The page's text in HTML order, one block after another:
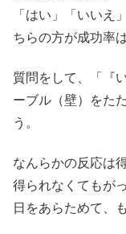
「はい」「いいえ
ちらの方が成功率
質問をして、「『
ーブル（壁）をた
う。
なんらかの反応は
得られなくてもが
日をあらためて、